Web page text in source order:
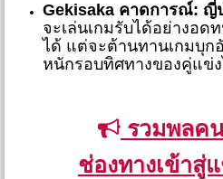
Gekisaka คาดการณ์: ญี่
จะเล่นเกมรับได้อย่างอด
ได้ แต่จะต้านทานเกมบุก
หนักรอบทิศทางของคู่แข่
รวมพลค
ช่องทางเข้าสู่